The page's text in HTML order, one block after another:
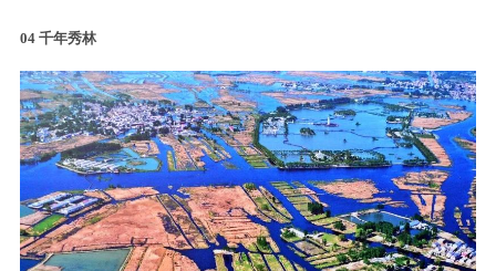
04 千年秀林